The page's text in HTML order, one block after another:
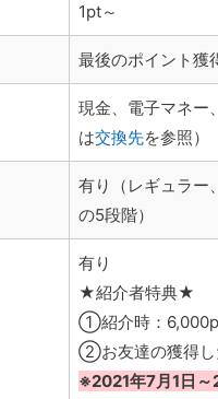
1pt～
最後のポイント獲
現金、電子マネー
は交換先を参照）
有り（レギュラー
の5段階）
有り
★紹介者特典★
①紹介時：
②お友達の獲得し
※2021年7月1日～